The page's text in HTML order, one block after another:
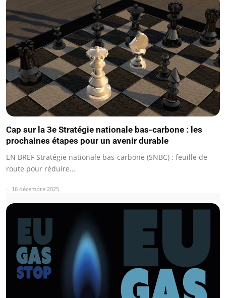
Cap sur la 3e Stratégie nationale bas-carbone : les
prochaines étapes pour un avenir durable
EN BREF Stratégie nationale bas-carbone (SNBC) : feuille de
route pour réduire…
16 décembre 2025